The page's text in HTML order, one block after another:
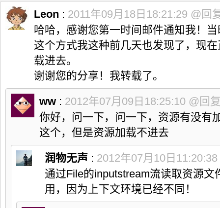
Leon : 2011年09月18日18:21:29 @回
哈哈，感谢您第一时间邮件通知我！
这个方式我这种前几天也发现了，现
载进去。
谢谢您的分享！我转载了。
ww : 2012年07月09日18:25:10 @回
你好，问一下，问一下，资源有没有
这个，但是资源加载不进去
润物无声 : 2012年07月10日11:20:38
通过File的inputstream流读取资源
用，因为上下文环境已经不同！